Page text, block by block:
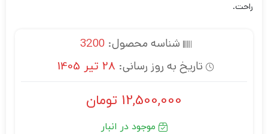
راحت.
شناسه محصول:3200
تاریخ به روز رسانی: 28 تیر 1405
12,500,000 تومان
موجود در انبار